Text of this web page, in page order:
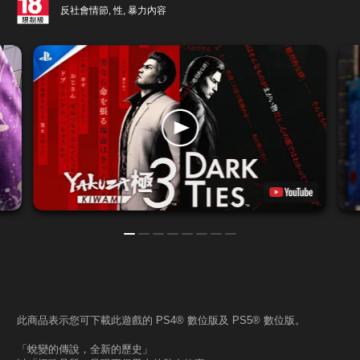
反社會情節, 性, 暴力內容
此商品表示您可下載此遊戲的 PS4® 數位版及 PS5® 數位版。
「蛻變的傳說，全新的歷史」